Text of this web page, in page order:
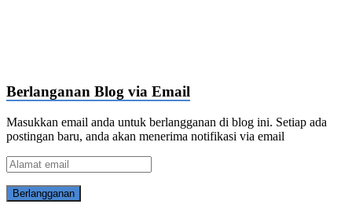
Berlanganan Blog via Email
Masukkan email anda untuk berlangganan di blog ini. Setiap ada
postingan baru, anda akan menerima notifikasi via email
Alamat
email